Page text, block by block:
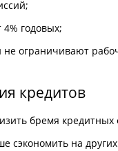
годовых;
ограничивают
кредитов
бремя кредитных
сэкономить на